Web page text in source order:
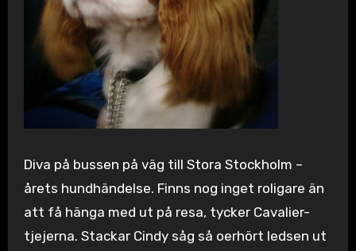
Diva på bussen på väg till Stora Stockholm –
årets hundhändelse. Finns nog inget roligare än
att få hänga med ut på resa, tycker Cavalier-
tjejerna. Stackar Cindy såg så oerhört ledsen ut